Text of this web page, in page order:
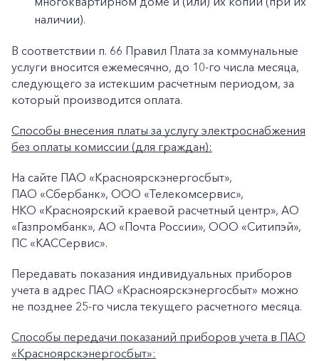
+7-800-700-24-57
Заказать обратный звонок
Частным клиентам
Корпоративным клиентам
наличии).
В соответствии п. 66 Правил Плата за коммунальные
услуги вносится ежемесячно, до 10-го числа месяца,
следующего за истекшим расчетным периодом, за
который производится оплата.
Способы внесения платы за услугу электроснабжения
без оплаты комиссии (для граждан):
На сайте ПАО «Красноярскэнергосбыт»,
ПАО «Сбербанк», ООО «Телекомсервис»,
НКО «Красноярский краевой расчетный центр», АО
«Газпромбанк», АО «Почта России», ООО «Ситипэй»,
ПС «КАССервис».
Передавать показания индивидуальных приборов
учета в адрес ПАО «Красноярскэнергосбыт» можно
не позднее 25-го числа текущего расчетного месяца.
Способы передачи показаний приборов учета в ПАО
«Красноярскэнергосбыт»: